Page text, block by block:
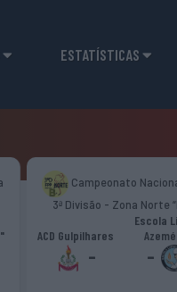
ESTATÍSTICAS
Campeonato
3ª Divisão - Zona Norte
ACD Gulpilhares
-
Escola
-